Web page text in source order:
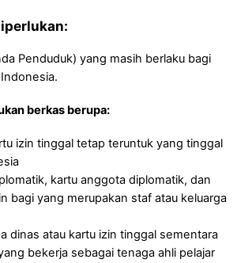
Penduduk) yang masih berlaku bagi
berkas berupa:
izin tinggal tetap teruntuk yang tinggal
kartu anggota diplomatik, dan
bagi yang merupakan staf atau keluarga
dinas atau kartu izin tinggal sementara
bekerja sebagai tenaga ahli pelajar